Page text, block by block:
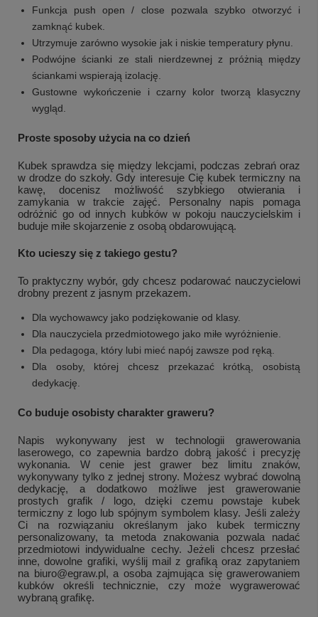
+1
Zobacz więcej
Funkcja push open / close pozwala szybko otworzyć i
zamknąć kubek.
Utrzymuje zarówno wysokie jak i niskie temperatury płynu.
Podwójne ścianki ze stali nierdzewnej z próżnią między
ściankami wspierają izolację.
Gustowne wykończenie i czarny kolor tworzą klasyczny
wygląd.
Proste sposoby użycia na co dzień
Kubek sprawdza się między lekcjami, podczas zebrań oraz
w drodze do szkoły. Gdy interesuje Cię kubek termiczny na
kawę, docenisz możliwość szybkiego otwierania i
zamykania w trakcie zajęć. Personalny napis pomaga
odróżnić go od innych kubków w pokoju nauczycielskim i
buduje miłe skojarzenie z osobą obdarowującą.
Kto ucieszy się z takiego gestu?
To praktyczny wybór, gdy chcesz podarować nauczycielowi
drobny prezent z jasnym przekazem.
Dla wychowawcy jako podziękowanie od klasy.
Dla nauczyciela przedmiotowego jako miłe wyróżnienie.
Dla pedagoga, który lubi mieć napój zawsze pod ręką.
Dla osoby, której chcesz przekazać krótką, osobistą
dedykację.
Co buduje osobisty charakter graweru?
Napis wykonywany jest w technologii grawerowania
laserowego, co zapewnia bardzo dobrą jakość i precyzję
wykonania. W cenie jest grawer bez limitu znaków,
wykonywany tylko z jednej strony. Możesz wybrać dowolną
dedykację, a dodatkowo możliwe jest grawerowanie
prostych grafik / logo, dzięki czemu powstaje kubek
termiczny z logo lub spójnym symbolem klasy. Jeśli zależy
Ci na rozwiązaniu określanym jako kubek termiczny
personalizowany, ta metoda znakowania pozwala nadać
przedmiotowi indywidualne cechy. Jeżeli chcesz przesłać
inne, dowolne grafiki, wyślij mail z grafiką oraz zapytaniem
na biuro@egraw.pl, a osoba zajmująca się grawerowaniem
kubków określi technicznie, czy może wygrawerować
wybraną grafikę.